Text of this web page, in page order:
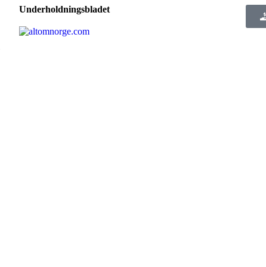
Underholdningsbladet